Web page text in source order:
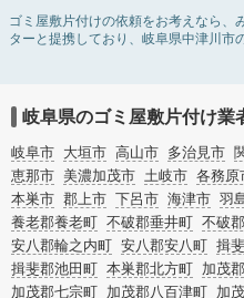
ゴミ屋敷片付けの依頼をお考えなら、
ターと提携しており、岐阜県中津川市
載しています。汚部屋の片付けに伴
込み条件を利用し検索してみましょう
的に掃除するのが難しい、認知症やセ
ストレスなど様々な原因があります。
またお役立ち情報も豊富なので、部屋
方法についてもチェックしてみてくだ
岐阜県のゴミ屋敷片付け業
岐阜市 大垣市 高山市 多治見市
恵那市 美濃加茂市 土岐市 各務原
本巣市 郡上市 下呂市 海津市 羽
養老郡養老町 不破郡垂井町 不破
安八郡輪之内町 安八郡安八町 揖
揖斐郡池田町 本巣郡北方町 加茂
加茂郡七宗町 加茂郡八百津町 加